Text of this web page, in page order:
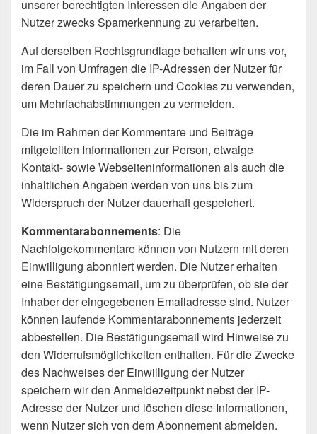
unserer berechtigten Interessen die Angaben der
Nutzer zwecks Spamerkennung zu verarbeiten.
Auf derselben Rechtsgrundlage behalten wir uns vor,
im Fall von Umfragen die IP-Adressen der Nutzer für
deren Dauer zu speichern und Cookies zu verwenden,
um Mehrfachabstimmungen zu vermeiden.
Die im Rahmen der Kommentare und Beiträge
mitgeteilten Informationen zur Person, etwaige
Kontakt- sowie Webseiteninformationen als auch die
inhaltlichen Angaben werden von uns bis zum
Widerspruch der Nutzer dauerhaft gespeichert.
Kommentarabonnements: Die
Nachfolgekommentare können von Nutzern mit deren
Einwilligung abonniert werden. Die Nutzer erhalten
eine Bestätigungsemail, um zu überprüfen, ob sie der
Inhaber der eingegebenen Emailadresse sind. Nutzer
können laufende Kommentarabonnements jederzeit
abbestellen. Die Bestätigungsemail wird Hinweise zu
den Widerrufsmöglichkeiten enthalten. Für die Zwecke
des Nachweises der Einwilligung der Nutzer
speichern wir den Anmeldezeitpunkt nebst der IP-
Adresse der Nutzer und löschen diese Informationen,
wenn Nutzer sich von dem Abonnement abmelden.